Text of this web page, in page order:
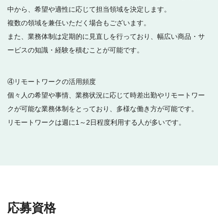
中から、希望や適性に応じて担当領域を決定します。
複数の領域を兼任いただく場合もございます。
また、業務体制は定期的に見直しを行っており、幅広い商品・サ
ービスの知識・経験を積むことが可能です。
④リモートワークの活用頻度
個々人の希望や事情、業務状況に応じて時差出勤やリモートワー
クが可能な業務体制をとっており、多様な働き方が可能です。
リモートワークは週に1～2日程度利用する人が多いです。
応募資格